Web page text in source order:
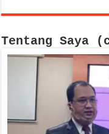
Tentang Saya